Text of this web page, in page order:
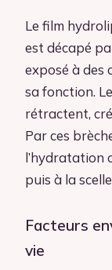
Le film
est décapé
exposé à des
sa fonction.
rétractent,
Par ces
l’hydratation
puis à la
Facteurs
vie